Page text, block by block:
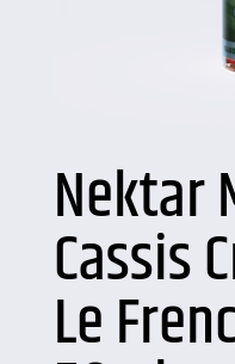
Nektar
Cassis
Le